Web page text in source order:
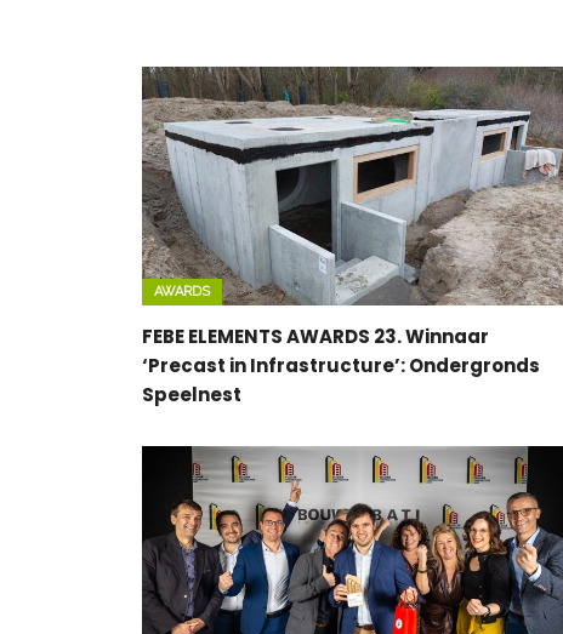
AWARDS
FEBE ELEMENTS AWARDS 23. Winnaar
‘Precast in Infrastructure’: Ondergronds
Speelnest